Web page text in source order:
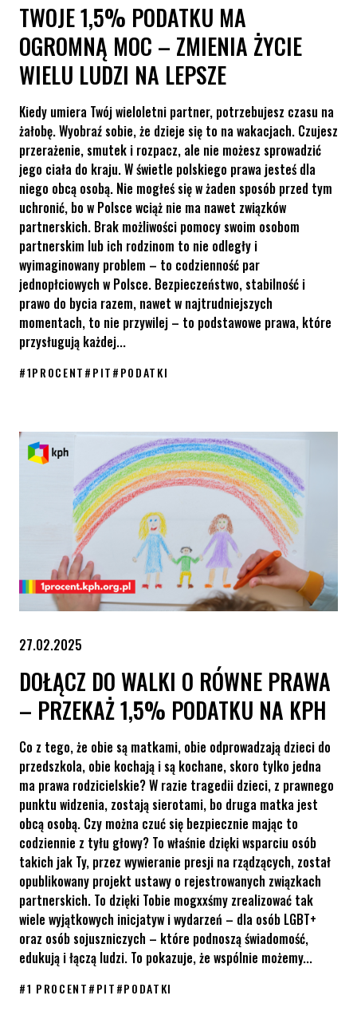
TWOJE 1,5% PODATKU MA
OGROMNĄ MOC – ZMIENIA ŻYCIE
WIELU LUDZI NA LEPSZE
Kiedy umiera Twój wieloletni partner, potrzebujesz czasu na
żałobę. Wyobraź sobie, że dzieje się to na wakacjach. Czujesz
przerażenie, smutek i rozpacz, ale nie możesz sprowadzić
jego ciała do kraju. W świetle polskiego prawa jesteś dla
niego obcą osobą. Nie mogłeś się w żaden sposób przed tym
uchronić, bo w Polsce wciąż nie ma nawet związków
partnerskich. Brak możliwości pomocy swoim osobom
partnerskim lub ich rodzinom to nie odległy i
wyimaginowany problem – to codzienność par
jednopłciowych w Polsce. Bezpieczeństwo, stabilność i
prawo do bycia razem, nawet w najtrudniejszych
momentach, to nie przywilej – to podstawowe prawa, które
przysługują każdej...
#1PROCENT#PIT#PODATKI
27.02.2025
DOŁĄCZ DO WALKI O RÓWNE PRAWA
– PRZEKAŻ 1,5% PODATKU NA KPH
Co z tego, że obie są matkami, obie odprowadzają dzieci do
przedszkola, obie kochają i są kochane, skoro tylko jedna
ma prawa rodzicielskie? W razie tragedii dzieci, z prawnego
punktu widzenia, zostają sierotami, bo druga matka jest
obcą osobą. Czy można czuć się bezpiecznie mając to
codziennie z tyłu głowy? To właśnie dzięki wsparciu osób
takich jak Ty, przez wywieranie presji na rządzących, został
opublikowany projekt ustawy o rejestrowanych związkach
partnerskich. To dzięki Tobie mogxxśmy zrealizować tak
wiele wyjątkowych inicjatyw i wydarzeń – dla osób LGBT+
oraz osób sojuszniczych – które podnoszą świadomość,
edukują i łączą ludzi. To pokazuje, że wspólnie możemy...
#1 PROCENT#PIT#PODATKI